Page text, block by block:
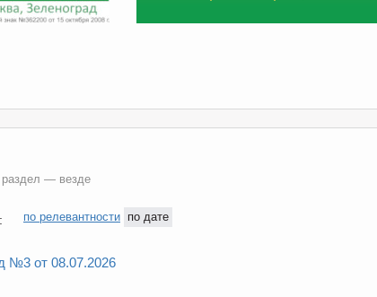
раздел — везде
по релевантности по дате
№3 от 08.07.2026